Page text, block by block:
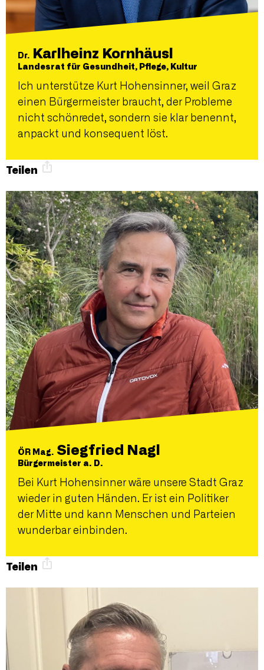
Dr. Karlheinz Kornhäusl
Landesrat für Gesundheit, Pflege, Kultur
Ich unterstütze Kurt Hohensinner, weil Graz
einen Bürgermeister braucht, der Probleme
nicht schönredet, sondern sie klar benennt,
anpackt und konsequent löst.
Teilen
ÖR Mag. Siegfried Nagl
Bürgermeister a. D.
Bei Kurt Hohensinner wäre unsere Stadt Graz
wieder in guten Händen. Er ist ein Politiker
der Mitte und kann Menschen und Parteien
wunderbar einbinden.
Teilen